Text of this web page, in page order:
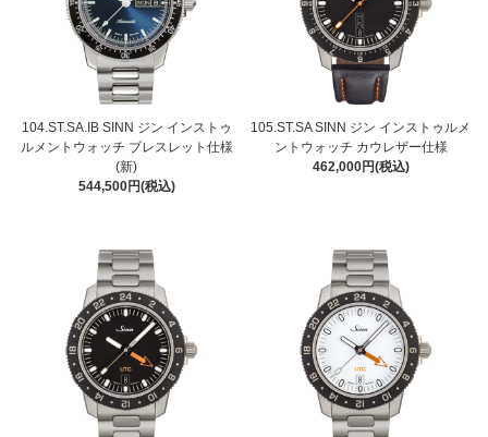
104.ST.SA.IB SINN ジン インストゥ
ルメントウォッチ ブレスレット仕様
(新)
544,500円(税込)
105.ST.SA SINN ジン インストゥルメ
ントウォッチ カウレザー仕様
462,000円(税込)